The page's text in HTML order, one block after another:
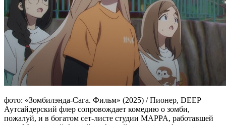
фото: «Зомбилэнда-Сага. Фильм» (2025) / Пионер, DEEP
Аутсайдерский флер сопровождает комедию о зомби,
пожалуй, и в богатом сет-листе студии MAPPA, работавшей